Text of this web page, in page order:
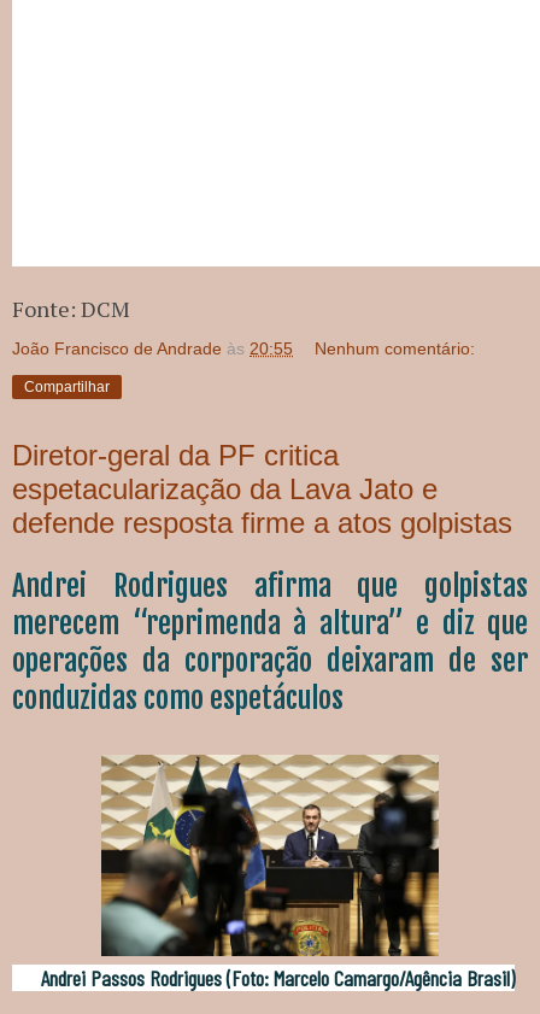
Fonte: DCM
João Francisco de Andrade às 20:55 Nenhum comentário:
Compartilhar
Diretor-geral da PF critica
espetacularização da Lava Jato e
defende resposta firme a atos golpistas
Andrei Rodrigues afirma que golpistas
merecem “reprimenda à altura” e diz que
operações da corporação deixaram de ser
conduzidas como espetáculos
Andrei Passos Rodrigues (Foto: Marcelo Camargo/Agência Brasil)